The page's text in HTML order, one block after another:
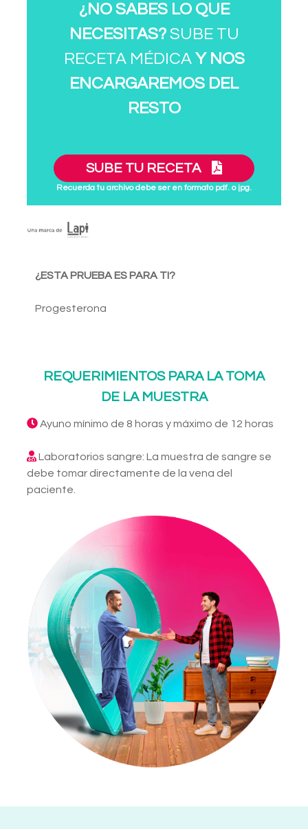
¿NO SABES LO QUE
NECESITAS?SUBE TU
RECETA MÉDICA Y NOS
ENCARGAREMOS DEL
RESTO
SUBE TU RECETA
Recuerda tu archivo debe ser en formato pdf. o jpg.
¿ESTA PRUEBA ES PARA TI?
Progesterona
REQUERIMIENTOS PARA LA TOMA
DE LA MUESTRA
Ayuno mínimo de 8 horas y máximo de 12 horas
Laboratorios sangre: La muestra de sangre se
debe tomar directamente de la vena del
paciente.